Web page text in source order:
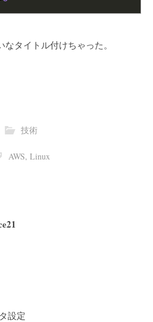
タイトル付けちゃった。
技術
AWS, Linux
設定